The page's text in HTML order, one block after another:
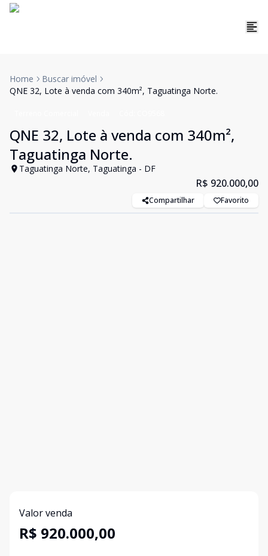
Home
Buscar imóvel
QNE 32, Lote à venda com 340m², Taguatinga Norte.
QNE 32, Lote à venda com 340m²,
Taguatinga Norte.
Taguatinga Norte, Taguatinga - DF
R$ 920.000,00
Compartilhar Favorito
Valor venda
R$ 920.000,00